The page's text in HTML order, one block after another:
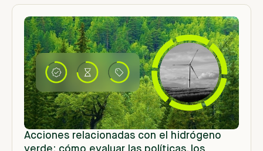
Acciones relacionadas con el hidrógeno